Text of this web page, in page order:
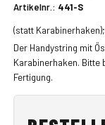
Artikelnr.: 441-S
(statt
Der Handystring mit
Karabinerhaken. Bitte
Fertigung.